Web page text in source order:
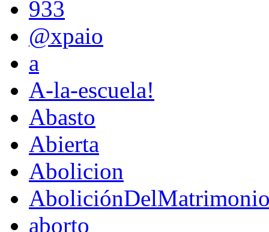
933
@xpaio
a
A-la-escuela!
Abasto
Abierta
Abolicion
aborto